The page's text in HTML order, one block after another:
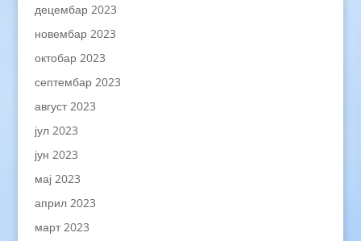
децембар 2023
новембар 2023
октобар 2023
септембар 2023
август 2023
јул 2023
јун 2023
мај 2023
април 2023
март 2023